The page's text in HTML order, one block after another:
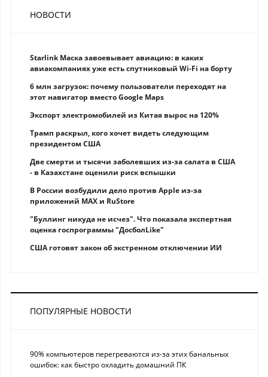
НОВОСТИ
Starlink Маска завоевывает авиацию: в каких
авиакомпаниях уже есть спутниковый Wi-Fi на борту
6 млн загрузок: почему пользователи переходят на
этот навигатор вместо Google Maps
Экспорт электромобилей из Китая вырос на 120%
Трамп раскрыл, кого хочет видеть следующим
президентом США
Две смерти и тысячи заболевших из-за салата в США
- в Казахстане оценили риск вспышки
В России возбудили дело против Apple из-за
приложений MAX и RuStore
"Буллинг никуда не исчез". Что показала экспертная
оценка госпрограммы "ДосболLike"
США готовят закон об экстренном отключении ИИ
ПОПУЛЯРНЫЕ НОВОСТИ
90% компьютеров перегреваются из-за этих банальных
ошибок: как быстро охладить домашний ПК